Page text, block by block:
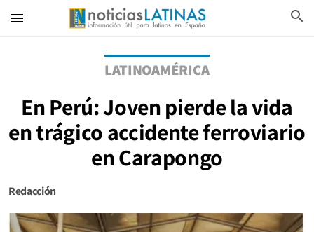
menu search
LATINOAMÉRICA
En Perú: Joven pierde la vida
en trágico accidente ferroviario
en Carapongo
Redacción